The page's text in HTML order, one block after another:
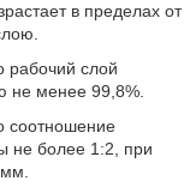
в пределах от
рабочий слой
не менее 99,8%.
соотношение
не более 1:2, при
мм.